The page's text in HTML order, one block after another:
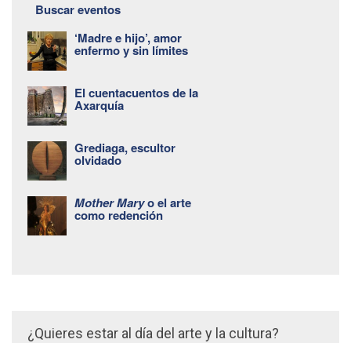
Buscar eventos
‘Madre e hijo’, amor
enfermo y sin límites
El cuentacuentos de la
Axarquía
Grediaga, escultor
olvidado
Mother Maryo el arte
como redención
¿Quieres estar al día del arte y la cultura?